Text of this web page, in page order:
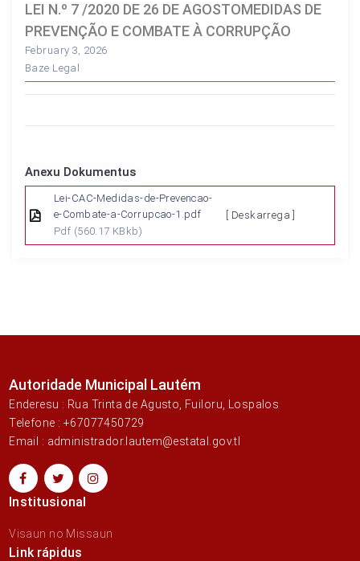
LEI N.º 7 /2020 DE 26 DE AGOSTOMEDIDAS DE
PREVENÇÃO E COMBATE À CORRUPÇÃO
February 3, 2026
Baze Legal
Anexu Dokumentus
Lei-CAC-Medidas-de-Prevencao-
e-Combate-a-Corrupcao-1.pdf
Pdf (560.17 KBkb)
[ Deskarrega ]
Autoridade Municipal Lautém
Enderesu : Rua Trinta de Agusto, Fuiloru, Lospalos
Telefone : +67077450729
Email : administrador.lautem@estatal.gov.tl
Institusional
Visaun no Missaun
Link rápidus